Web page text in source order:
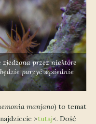
przez niektóre
parzyć sąsiednie
manjano) to temat
>tutaj<. Dość